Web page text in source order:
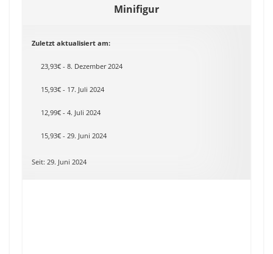
Minifigur
Zuletzt aktualisiert am:
23,93€ - 8. Dezember 2024
15,93€ - 17. Juli 2024
12,99€ - 4. Juli 2024
15,93€ - 29. Juni 2024
Seit: 29. Juni 2024